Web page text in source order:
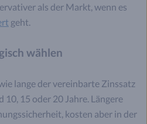
als der Markt, wenn es
geht.
wählen
lange der vereinbarte Zinssatz
15 oder 20 Jahre. Längere
kosten aber in der